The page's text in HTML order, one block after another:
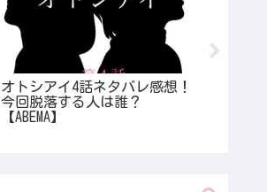
オトシアイ4話ネタバレ感想！
今回脱落する人は誰？
【ABEMA】